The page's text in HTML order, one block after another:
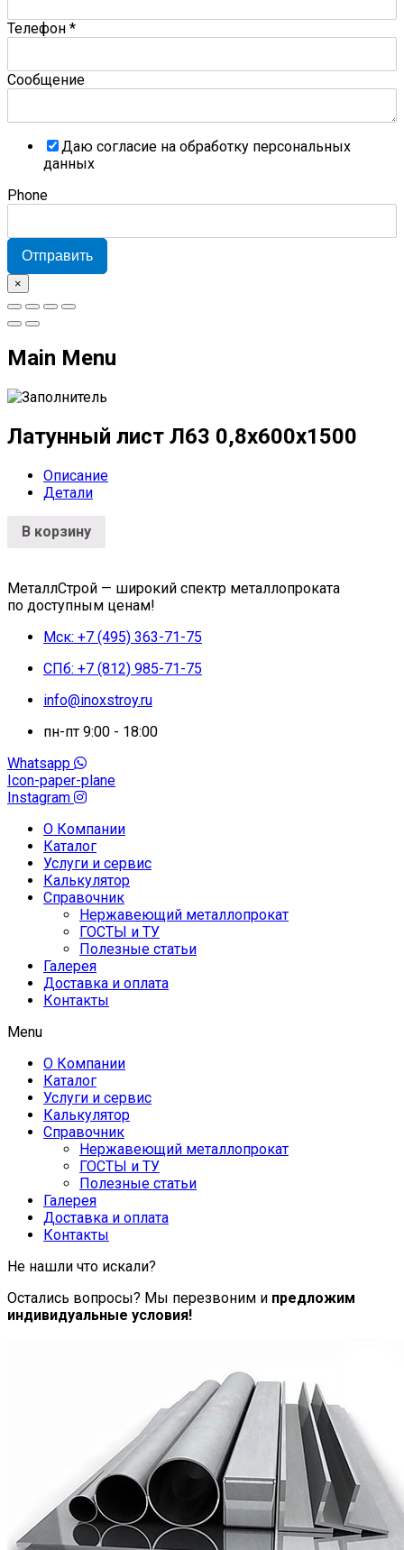
Телефон *
Сообщение
Даю согласие на обработку персональных
данных
Phone
Отправить
×
Main Menu
Латунный лист Л63 0,8х600х1500
Описание
Детали
В корзину
МеталлСтрой — широкий спектр металлопроката
по доступным ценам!
Мск: +7 (495) 363-71-75
СПб: +7 (812) 985-71-75
info@inoxstroy.ru
пн-пт 9:00 - 18:00
Whatsapp
Icon-paper-plane
Instagram
О Компании
Каталог
Услуги и сервис
Калькулятор
Справочник
Нержавеющий металлопрокат
ГОСТЫ и ТУ
Полезные статьи
Галерея
Доставка и оплата
Контакты
Menu
О Компании
Каталог
Услуги и сервис
Калькулятор
Справочник
Нержавеющий металлопрокат
ГОСТЫ и ТУ
Полезные статьи
Галерея
Доставка и оплата
Контакты
Не нашли что искали?
Остались вопросы? Мы перезвоним и предложим
индивидуальные условия!